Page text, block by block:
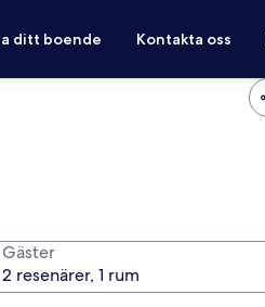
ditt boende Kontakta oss
Gäster